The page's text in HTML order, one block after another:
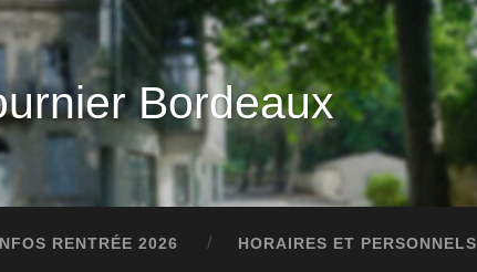
Bordeaux
INFOS RENTRÉE 2026 HORAIRES ET PERSONNELS